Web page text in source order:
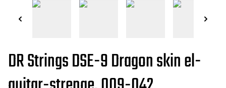
DR Strings DSE-9 Dragon skin el-